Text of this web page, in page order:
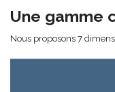
Une gamme
Nous proposons 7